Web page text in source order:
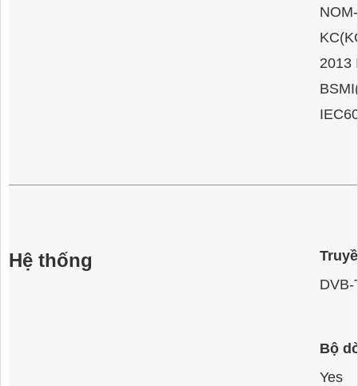
2013
Hệ thống
DVB-
Bộ
Yes